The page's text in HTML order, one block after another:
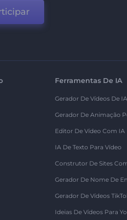
Ferramentas De IA
Gerador De Vídeos De IA
Gerador De Animação
Editor De Vídeo Com IA
IA De Texto Para Vídeo
Construtor De Sites
Gerador De Nome De
Gerador De Vídeos
Ideias De Vídeos Para